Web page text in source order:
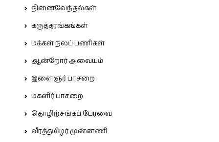
நினைவேந்தல்கள்
கருத்தரங்கங்கள்
மக்கள் நலப் பணிகள்
ஆன்றோர் அவையம்
இளைஞர் பாசறை
மகளிர் பாசறை
தொழிற்சங்கப் பேரவை
வீரத்தமிழர் முன்னணி